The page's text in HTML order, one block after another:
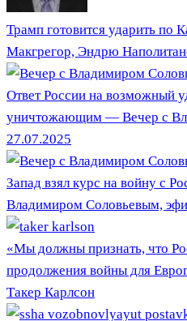
Трамп готовится ударить по
Макгрегор, Эндрю
Ответ России на возможный
уничтожающим — Вечер с
27.07.2025
Запад взял курс на войну с
Владимиром Соловьевым,
«Мы должны признать, что
продолжения войны для
Такер Карлсон